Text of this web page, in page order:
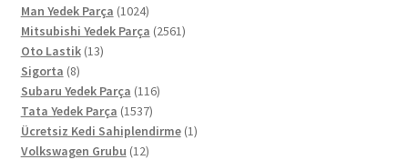
ürün
Man Yedek Parça 10241024
ürün
Mitsubishi Yedek Parça 25612561
Oto Lastik 1313
Sigorta 88
ürün
Subaru Yedek Parça 116116
Tata Yedek Parça 15371537
ürün
Ücretsiz Kedi Sahiplendirme 11
Volkswagen Grubu 1212